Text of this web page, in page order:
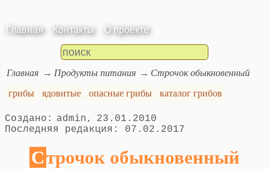
Главная Контакты О проекте
Главная Продукты питания
Строчок обыкновенный
грибы
ядовитые опасные грибы каталог грибов
admin
23.01.2010
07.02.2017
Строчок обыкновенный